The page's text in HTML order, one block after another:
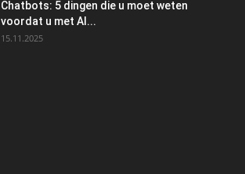
Chatbots: 5 dingen die u moet weten
voordat u met AI...
15.11.2025